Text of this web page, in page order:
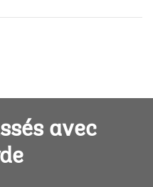
avec